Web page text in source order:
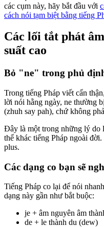
các cụm này, hãy bắt đầu với
cách nói tạm biệt bằng tiếng
Các lối tắt phát
suất cao
Bỏ "ne" trong phủ
Trong tiếng Pháp viết cẩn
lời nói hằng ngày, ne thường
(zhuh say pah), chứ không
Đây là một trong những lý do
thể khác tiếng Pháp ngoài
plus.
Các dạng co bạn sẽ
Tiếng Pháp co lại để nói
dạng này gần như bắt buộc:
je + âm nguyên âm
de + le thành du (dew)